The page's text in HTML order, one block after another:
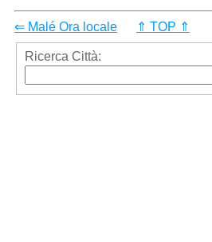
⇐ Malé Ora locale ⇑ TOP ⇑
Ricerca Città: